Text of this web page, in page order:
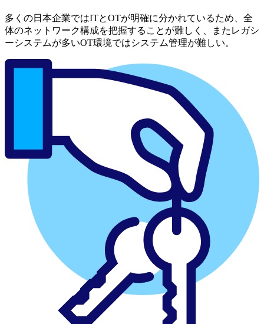
多くの日本企業ではITとOTが明確に分かれているため、全
体のネットワーク構成を把握することが難しく、またレガシ
ーシステムが多いOT環境ではシステム管理が難しい。